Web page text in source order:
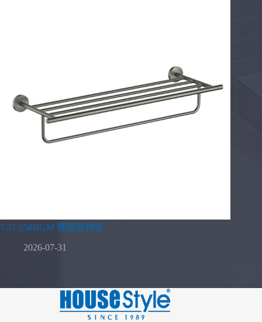
7.31.058BGM 雙層置物架
2026-07-31